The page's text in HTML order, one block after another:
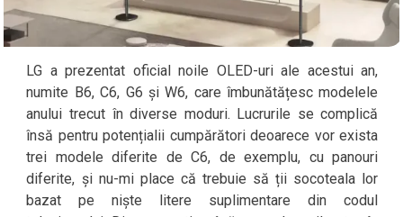
LG a prezentat oficial noile OLED-uri ale acestui an,
numite B6, C6, G6 și W6, care îmbunătățesc modelele
anului trecut în diverse moduri. Lucrurile se complică
însă pentru potențialii cumpărători deoarece vor exista
trei modele diferite de C6, de exemplu, cu panouri
diferite, și nu-mi place că trebuie să ții socoteala lor
bazat pe niște litere suplimentare din codul